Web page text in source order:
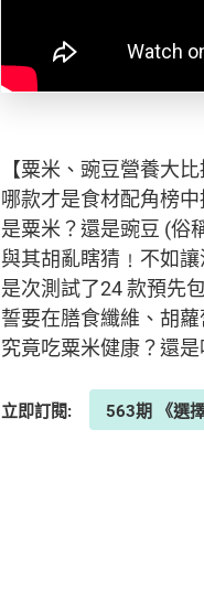
【粟米、豌豆營養大
哪款才是食材配角榜中
是粟米？還是豌豆 (俗
與其胡亂瞎猜﹗不如
是次測試了24 款預先
誓要在膳食纖維、胡
究竟吃粟米健康？還
立即訂閱: 563期 《選